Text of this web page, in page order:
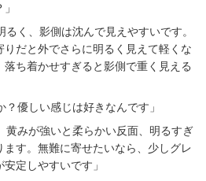
るく、影側は沈んで見えやすいです。
だと外でさらに明るく見えて軽くな
ち着かせすぎると影側で重く見える
？優しい感じは好きなんです」
黄みが強いと柔らかい反面、明るすぎ
す。無難に寄せたいなら、少しグレ
定しやすいです」